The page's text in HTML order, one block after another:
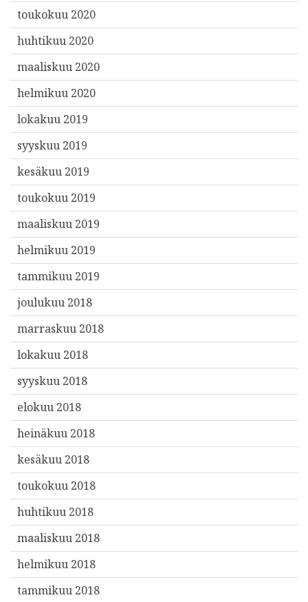
toukokuu 2020
huhtikuu 2020
maaliskuu 2020
helmikuu 2020
lokakuu 2019
syyskuu 2019
kesäkuu 2019
toukokuu 2019
maaliskuu 2019
helmikuu 2019
tammikuu 2019
joulukuu 2018
marraskuu 2018
lokakuu 2018
syyskuu 2018
elokuu 2018
heinäkuu 2018
kesäkuu 2018
toukokuu 2018
huhtikuu 2018
maaliskuu 2018
helmikuu 2018
tammikuu 2018